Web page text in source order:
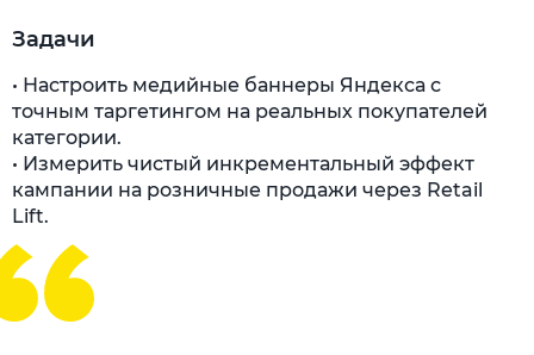
Задачи
• Настроить медийные баннеры Яндекса с
точным таргетингом на реальных покупателей
категории.
• Измерить чистый инкрементальный эффект
кампании на розничные продажи через Retail
Lift.